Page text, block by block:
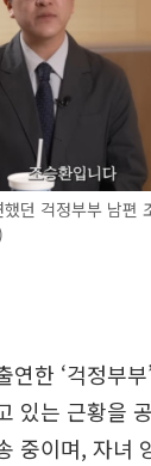
던 걱정부부 남편
연한 ‘걱정부
있는 근황을
중이며, 자녀